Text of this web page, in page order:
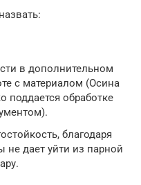
в дополнительном
с материалом (Осина
поддается обработке
благодаря
не дает уйти из парной